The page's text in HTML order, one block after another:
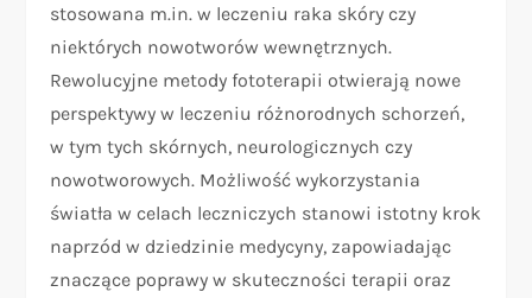
stosowana m.in. w leczeniu raka skóry czy
niektórych nowotworów wewnętrznych.
Rewolucyjne metody fototerapii otwierają nowe
perspektywy w leczeniu różnorodnych schorzeń,
w tym tych skórnych, neurologicznych czy
nowotworowych. Możliwość wykorzystania
światła w celach leczniczych stanowi istotny krok
naprzód w dziedzinie medycyny, zapowiadając
znaczące poprawy w skuteczności terapii oraz